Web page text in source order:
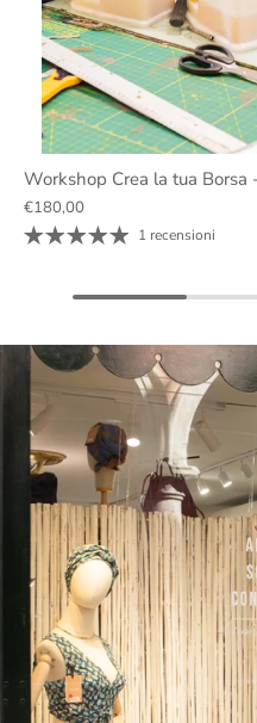
Workshop Crea la tua Borsa
€180,00
1 recensioni